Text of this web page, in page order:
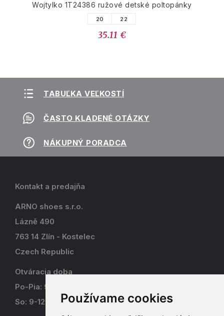
Používame cookies
Wojtylko 1T24386 ružové detské poltopánky
20 22
35.11 €
TABUĽKA VEĽKOSTÍ
ČASTO KLADENÉ OTÁZKY
NÁKUPNÝ PORADCA
Kontakt a predajňa
ARNO shoes s.r.o.
Lázně 490
763 14 Zlín - Kostelec
Czech Republic
Otváracia doba
Po-Pia: 9-17
So: 9-12